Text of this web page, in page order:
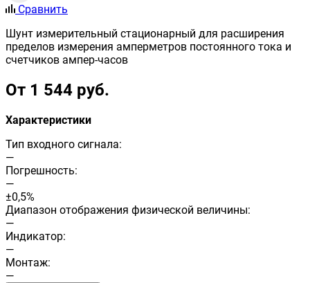
Сравнить
Шунт измерительный стационарный для расширения
пределов измерения амперметров постоянного тока и
счетчиков ампер-часов
От 1 544 руб.
Характеристики
Тип входного сигнала:
—
Погрешность:
—
±0,5%
Диапазон отображения физической величины:
—
Индикатор:
—
Монтаж:
—